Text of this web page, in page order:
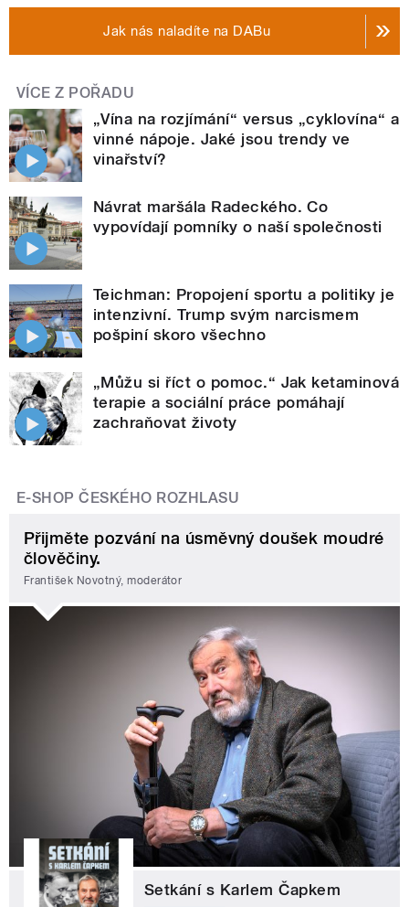
Jak nás naladíte na DABu
VÍCE Z POŘADU
„Vína na rozjímání“ versus „cyklovína“ a
vinné nápoje. Jaké jsou trendy ve
vinařství?
Návrat maršála Radeckého. Co
vypovídají pomníky o naší společnosti
Teichman: Propojení sportu a politiky je
intenzivní. Trump svým narcismem
pošpiní skoro všechno
„Můžu si říct o pomoc.“ Jak ketaminová
terapie a sociální práce pomáhají
zachraňovat životy
E-SHOP ČESKÉHO ROZHLASU
Přijměte pozvání na úsměvný doušek moudré
člověčiny.
František Novotný, moderátor
Setkání s Karlem Čapkem